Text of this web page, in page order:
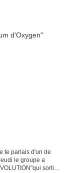
te parlais d'un de
le groupe a
sortira